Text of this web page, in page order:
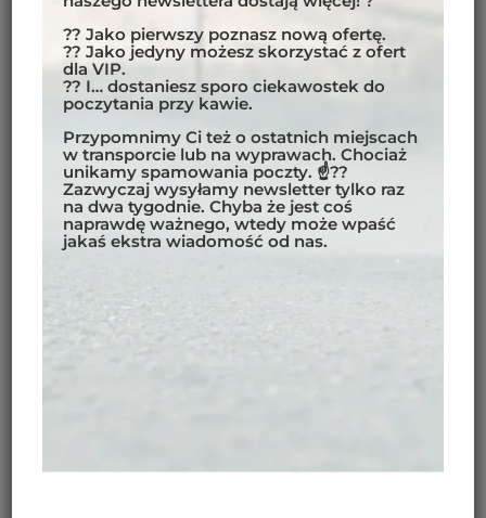
termicznej. Dobrze się układają na biodrach i są łatwe
do dostosowania do indywidualnej budowy ciała.
?? Jako pierwszy poznasz nową ofertę.
?? Jako jedyny możesz skorzystać z ofert
dla VIP.
?? I… dostaniesz sporo ciekawostek do
poczytania przy kawie.
Przypomnimy Ci też o ostatnich miejscach
w transporcie lub na wyprawach. Chociaż
unikamy spamowania poczty. ☝??
Zazwyczaj wysyłamy newsletter tylko raz
na dwa tygodnie. Chyba że jest coś
naprawdę ważnego, wtedy może wpaść
jakaś ekstra wiadomość od nas.